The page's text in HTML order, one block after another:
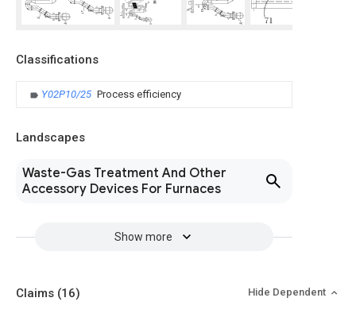
Classifications
Y02P10/25 Process efficiency
Landscapes
Waste-Gas Treatment And Other
Accessory Devices For Furnaces
Show more
Claims (16) Hide Dependent